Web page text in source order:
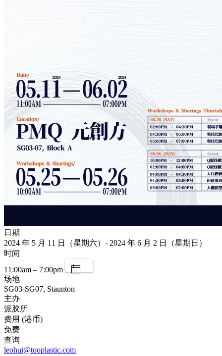
日期
2024 年 5 月 11 日（星期六）- 2024 年 6 月 2 日（星期日）
时间
11:00am – 7:00pm
场地
SG03-SG07, Staunton
主办
派胶所
费用 (港币)
免费
查询
leohui@tooplastic.com